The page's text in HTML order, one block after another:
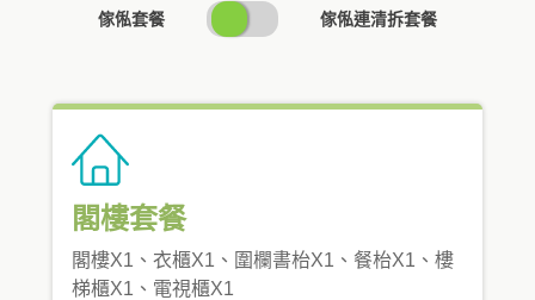
傢俬套餐
SWITCH
PRICING
傢俬連清拆套餐
閣樓套餐
閣樓X1、衣櫃X1、圍欄書枱X1、餐枱X1、樓
梯櫃X1、電視櫃X1